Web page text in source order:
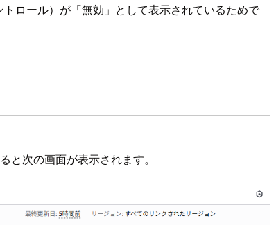
ロール）が「無効」として表示されているためで
次の画面が表示されます。